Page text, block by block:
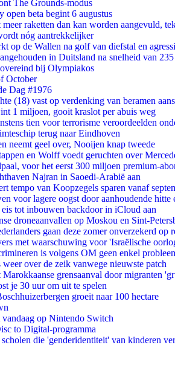
The Grounds-modus
open beta begint 6 augustus
raketten dan kan worden aangevuld,
nóg aantrekkelijker
op de Wallen na golf van diefstal en
in Duitsland na snelheid van
bij Olympiakos
October
Dag #1976
(18) vast op verdenking van beramen
1 miljoen, gooit kraslot per abuis weg
tien voor terrorisme veroordeelden
terug naar Eindhoven
neemt geel over, Nooijen knap tweede
en Wolff voedt geruchten over
voor het eerst 300 miljoen premium-
Najran in Saoedi-Arabië aan
tempo van Koopzegels sparen vanaf
voor lagere oogst door aanhoudende hitte
tot inbouwen backdoor in iCloud aan
droneaanvallen op Moskou en Sint-
gaan deze zomer onverzekerd op
met waarschuwing voor 'Israëlische
is volgens OM geen enkel
weer over de zeik vanwege nieuwste patch
grensaanval door migranten
je 30 uur om uit te spelen
groeit naar 100 hectare
op Nintendo Switch
to Digital-programma
die 'genderidentiteit' van kinderen